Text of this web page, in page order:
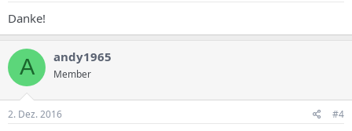
:
Danke!
A andy1965
Member
2. Dez. 2016 #4